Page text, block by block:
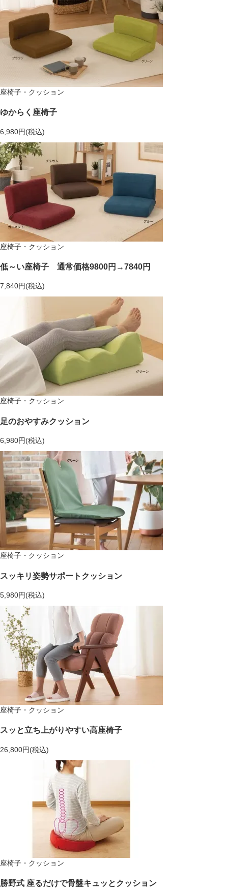
座椅子・クッション
ゆからく座椅子
6,980円(税込)
座椅子・クッション
低～い座椅子 通常価格9800円→7840円
7,840円(税込)
座椅子・クッション
足のおやすみクッション
6,980円(税込)
座椅子・クッション
スッキリ姿勢サポートクッション
5,980円(税込)
座椅子・クッション
スッと立ち上がりやすい高座椅子
26,800円(税込)
座椅子・クッション
勝野式 座るだけで骨盤キュッとクッション